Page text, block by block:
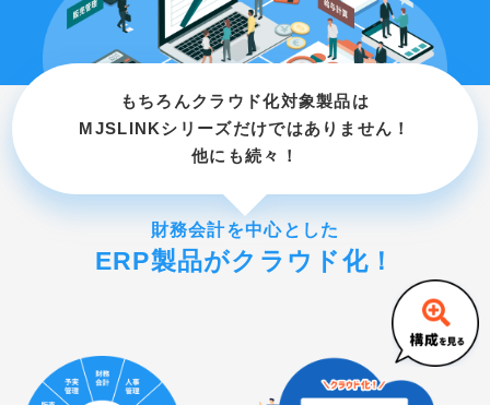
もちろんクラウド化対象製品は
MJSLINKシリーズだけではありません！
他にも続々！
財務会計を中心とした
ERP製品がクラウド化！